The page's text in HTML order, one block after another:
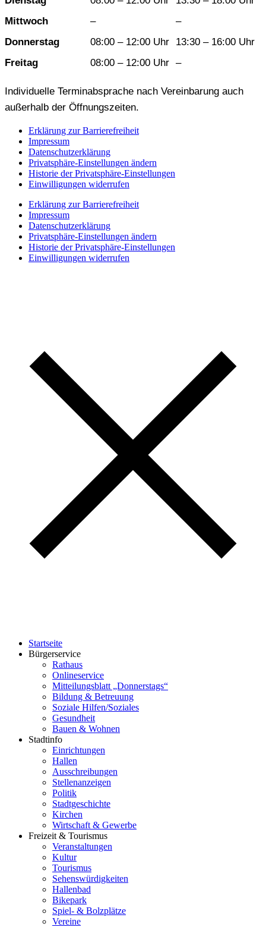
Mittwoch
–
–
Donnerstag
08:00 – 12:00 Uhr
13:30 – 16:00 Uhr
Freitag
08:00 – 12:00 Uhr –
Individuelle Terminabsprache nach Vereinbarung auch
außerhalb der Öffnungszeiten.
Erklärung zur Barrierefreiheit
Impressum
Datenschutzerklärung
Privatsphäre-Einstellungen ändern
Historie der Privatsphäre-Einstellungen
Einwilligungen widerrufen
Erklärung zur Barrierefreiheit
Impressum
Datenschutzerklärung
Privatsphäre-Einstellungen ändern
Historie der Privatsphäre-Einstellungen
Einwilligungen widerrufen
Startseite
Bürgerservice
Rathaus
Onlineservice
Mitteilungsblatt „Donnerstags“
Bildung & Betreuung
Soziale Hilfen/Soziales
Gesundheit
Bauen & Wohnen
Stadtinfo
Einrichtungen
Hallen
Ausschreibungen
Stellenanzeigen
Politik
Stadtgeschichte
Kirchen
Wirtschaft & Gewerbe
Freizeit & Tourismus
Veranstaltungen
Kultur
Tourismus
Sehenswürdigkeiten
Hallenbad
Bikepark
Spiel- & Bolzplätze
Vereine